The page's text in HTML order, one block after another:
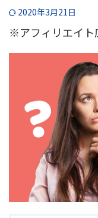
2020年3月21日
※アフィリエイト